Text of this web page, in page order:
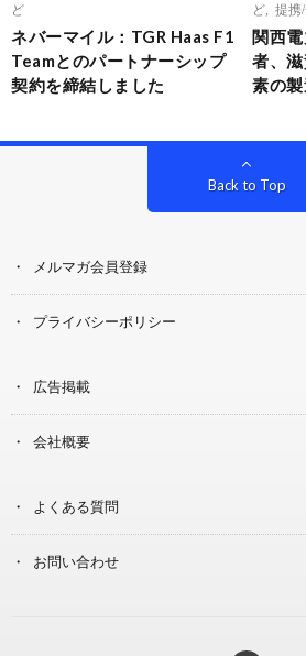
ど
ネバーマイル：TGR Haas F1
Teamとのパートナーシップ
契約を締結しました
ど
提携
関西
者、
素の
Back to Top
メルマガ会員登録
プライバシーポリシー
広告掲載
会社概要
よくある質問
お問い合わせ